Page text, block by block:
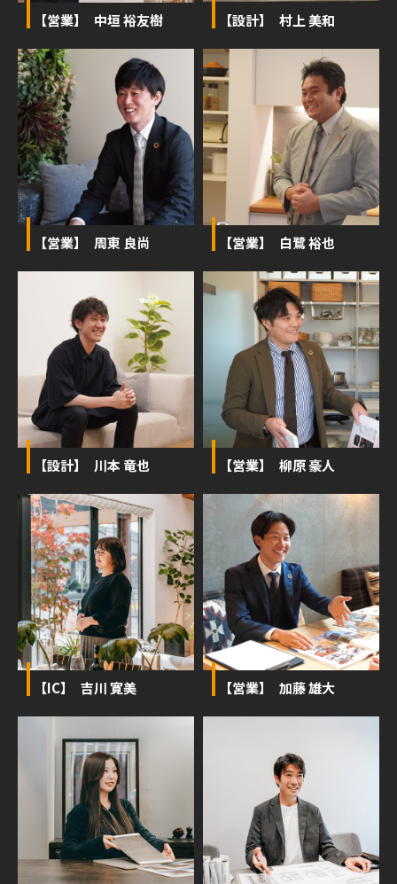
【営業】 中垣 裕友樹 【設計】 村上 美和
【営業】 周東 良尚 【営業】 白鷺 裕也
【設計】 川本 竜也 【営業】 柳原 豪人
【IC】 吉川 寛美 【営業】 加藤 雄大